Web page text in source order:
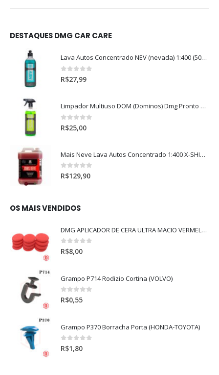
DESTAQUES DMG CAR CARE
Lava Autos Concentrado NEV (nevada) 1:400 (500ml)
0out of 5
R$27,99
Limpador Multiuso DOM (Dominos) Dmg Pronto P/Uso (500ml)
0 out of 5
R$25,00
Mais Neve Lava Autos Concentrado 1:400 X-SHINE 5Litros
0out of 5
R$129,90
OS MAIS VENDIDOS
DMG APLICADOR DE CERA ULTRA MACIO VERMELHO l
0out of 5
R$8,00
Grampo P714 Rodizio Cortina (VOLVO)
0out of 5
R$0,55
Grampo P370 Borracha Porta (HONDA-TOYOTA)
0out of 5
R$1,80